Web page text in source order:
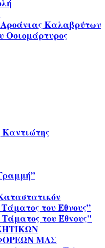
Καλαβρύτων
Οσιομάρτυρος
Καντιώτης
του Έθνους”
του Έθνους"
ΜΑΣ